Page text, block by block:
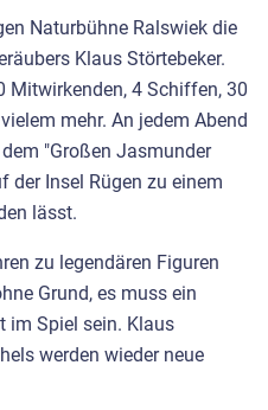
Naturbühne Ralswiek die
Klaus Störtebeker.
Mitwirkenden, 4 Schiffen, 30
mehr. An jedem Abend
"Großen Jasmunder
der Insel Rügen zu einem
lässt.
zu legendären Figuren
Grund, es muss ein
im Spiel sein. Klaus
werden wieder neue